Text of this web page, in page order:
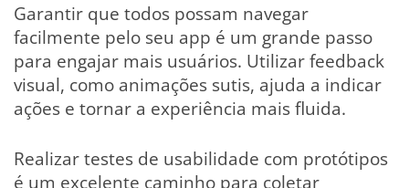
Garantir que todos possam navegar
facilmente pelo seu app é um grande passo
para engajar mais usuários. Utilizar feedback
visual, como animações sutis, ajuda a indicar
ações e tornar a experiência mais fluida.
Realizar testes de usabilidade com protótipos
é um excelente caminho para coletar